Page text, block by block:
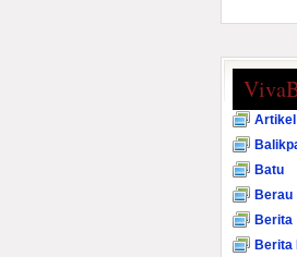
Artikel
Batu
Berau
Berita
Berita